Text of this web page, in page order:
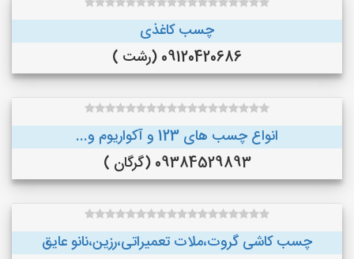
چسب کاغذی
09120420686 (رشت )
انواع چسب های 123 و آکواریوم و...
09384529893 (گرگان )
چسب کاشی گروت،ملات تعمیراتی،رزین،نانو عایق